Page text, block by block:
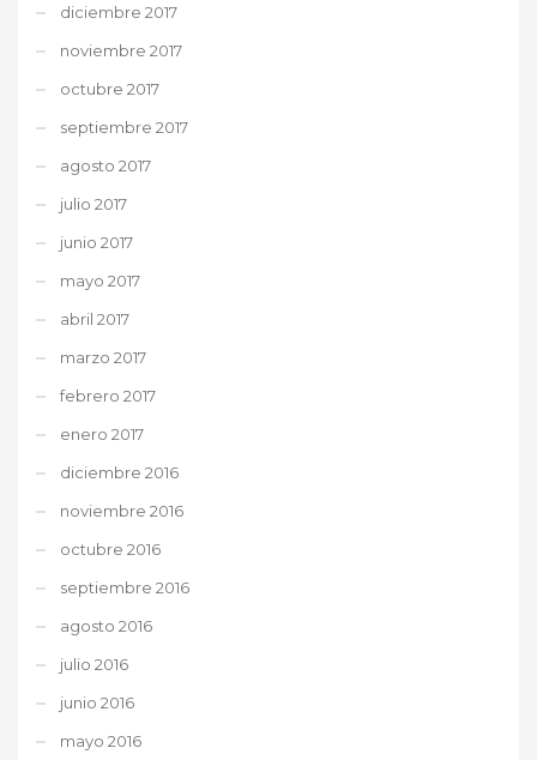
diciembre 2017
noviembre 2017
octubre 2017
septiembre 2017
agosto 2017
julio 2017
junio 2017
mayo 2017
abril 2017
marzo 2017
febrero 2017
enero 2017
diciembre 2016
noviembre 2016
octubre 2016
septiembre 2016
agosto 2016
julio 2016
junio 2016
mayo 2016